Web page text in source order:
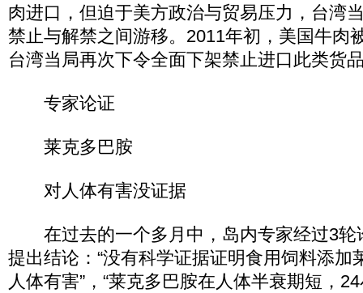
肉进口，但迫于美方政治与贸易压力，台湾
禁止与解禁之间游移。2011年初，美国牛肉
台湾当局再次下令全面下架禁止进口此类货
专家论证
莱克多巴胺
对人体有害没证据
在过去的一个多月中，岛内专家经过3轮
提出结论：“没有科学证据证明食用饲料添加
人体有害”，“莱克多巴胺在人体半衰期短，